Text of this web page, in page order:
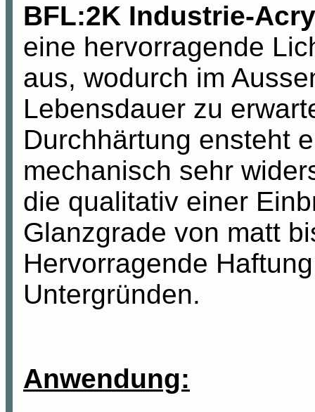
BFL:2K Industrie-
eine hervorragende
aus, wodurch im
Lebensdauer zu
Durchhärtung ensteht
mechanisch sehr
die qualitativ einer
Glanzgrade von matt
Hervorragende
Untergründen.
Anwendung: